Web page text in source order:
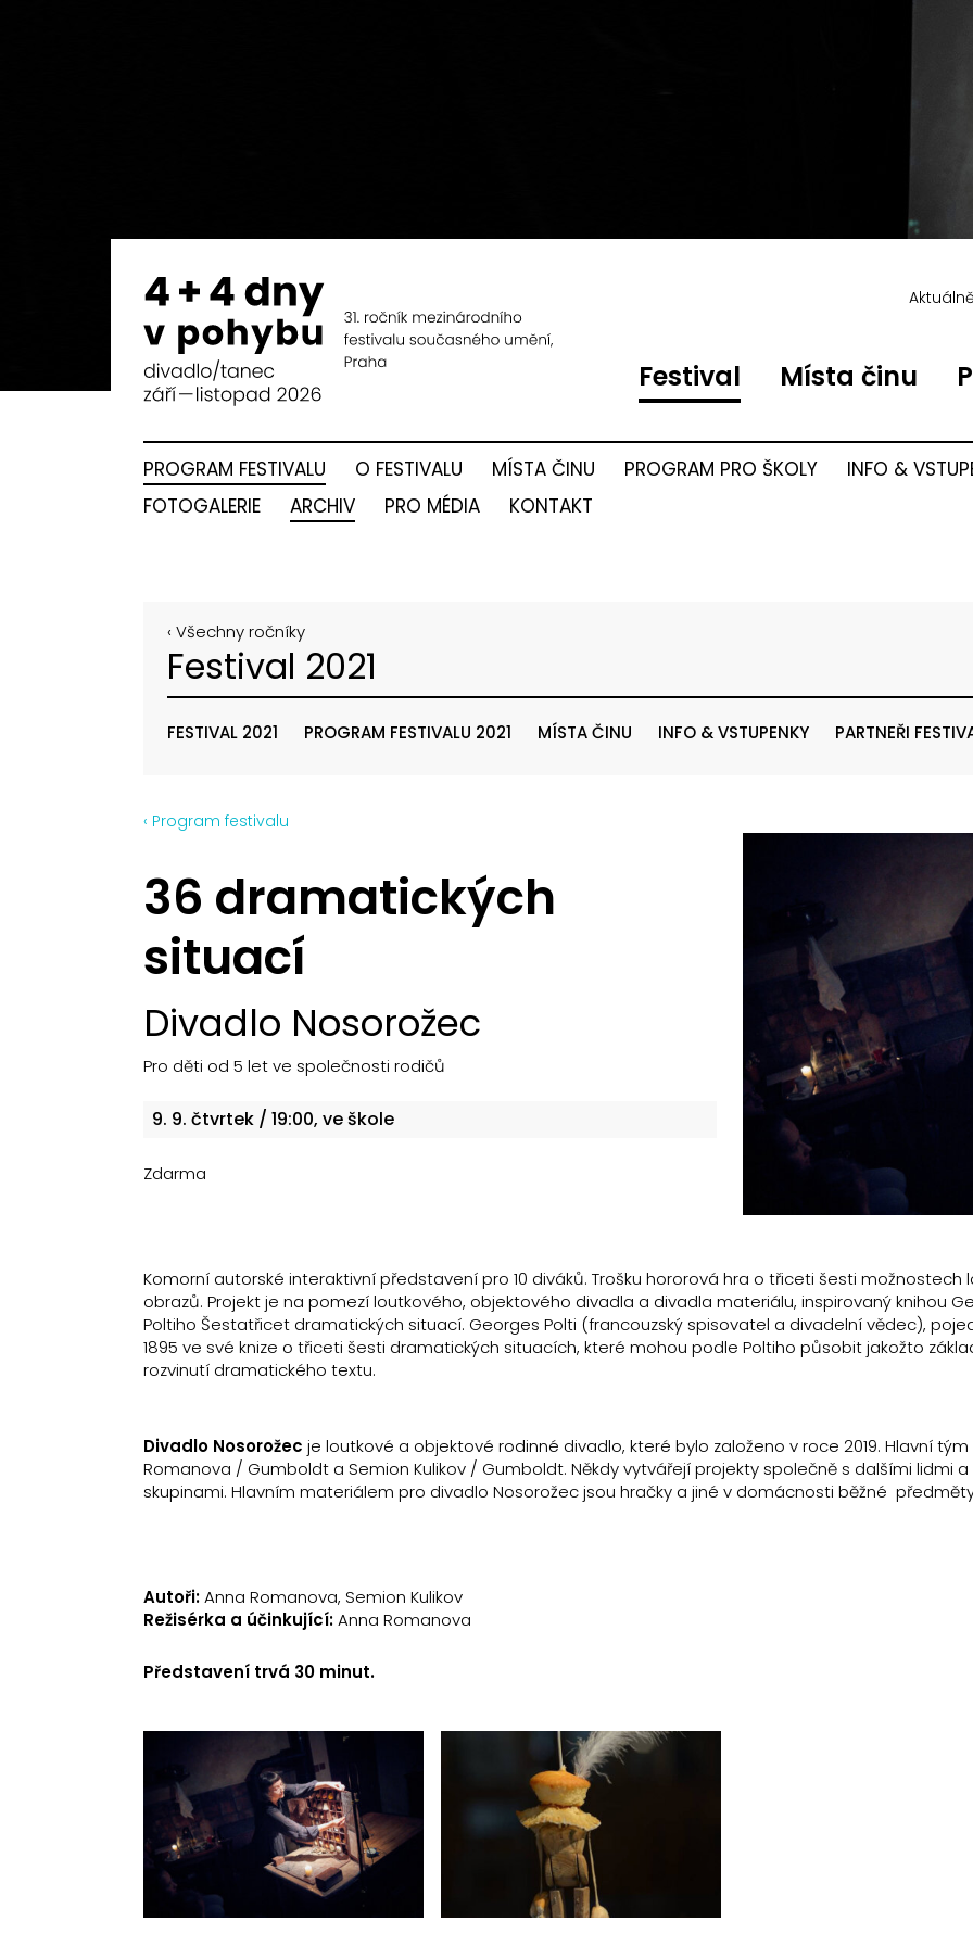
Festival Místa činu
PROGRAM FESTIVALU O FESTIVALU MÍSTA ČINU PROGRAM PRO ŠKOLY
INFO &
FOTOGALERIE
ARCHIV PRO MÉDIA KONTAKT
‹ Všechny ročníky
Festival 2021
FESTIVAL 2021 PROGRAM FESTIVALU 2021 MÍSTA ČINU INFO & VSTUPENKY PARTNEŘI
‹ Program festivalu
36 dramatických
situací
Divadlo Nosorožec
Pro děti od 5 let ve společnosti rodičů
9. 9. čtvrtek / 19:00, ve škole
Zdarma
Komorní autorské interaktivní představení pro 10 diváků. Trošku hororová hra o třiceti šesti možnostech
obrazů. Projekt je na pomezí loutkového, objektového divadla a divadla materiálu, inspirovaný knihou
Poltiho Šestatřicet dramatických situací. Georges Polti (francouzský spisovatel a divadelní vědec),
1895 ve své knize o třiceti šesti dramatických situacích, které mohou podle Poltiho působit jakožto
rozvinutí dramatického textu.
Divadlo Nosorožec je loutkové a objektové rodinné divadlo, které bylo založeno v roce 2019. Hlavní
Romanova / Gumboldt a Semion Kulikov / Gumboldt. Někdy vytvářejí projekty společně s dalšími lidmi
skupinami. Hlavním materiálem pro divadlo Nosorožec jsou hračky a jiné v domácnosti běžné
Autoři:Anna Romanova, Semion Kulikov
Režisérka a účinkující:Anna Romanova
Představení trvá 30 minut.